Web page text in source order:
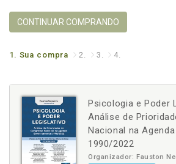
CONTINUAR COMPRANDO
1. Sua compra 2. 3. 4.
Psicologia e Poder
Análise de
Nacional na
1990/2022
Organizador: Fauston